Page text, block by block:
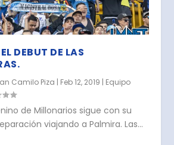
DEBUT DE LAS
Camilo Piza | Feb 12, 2019 | Equipo
de Millonarios sigue con su
viajando a Palmira. Las...